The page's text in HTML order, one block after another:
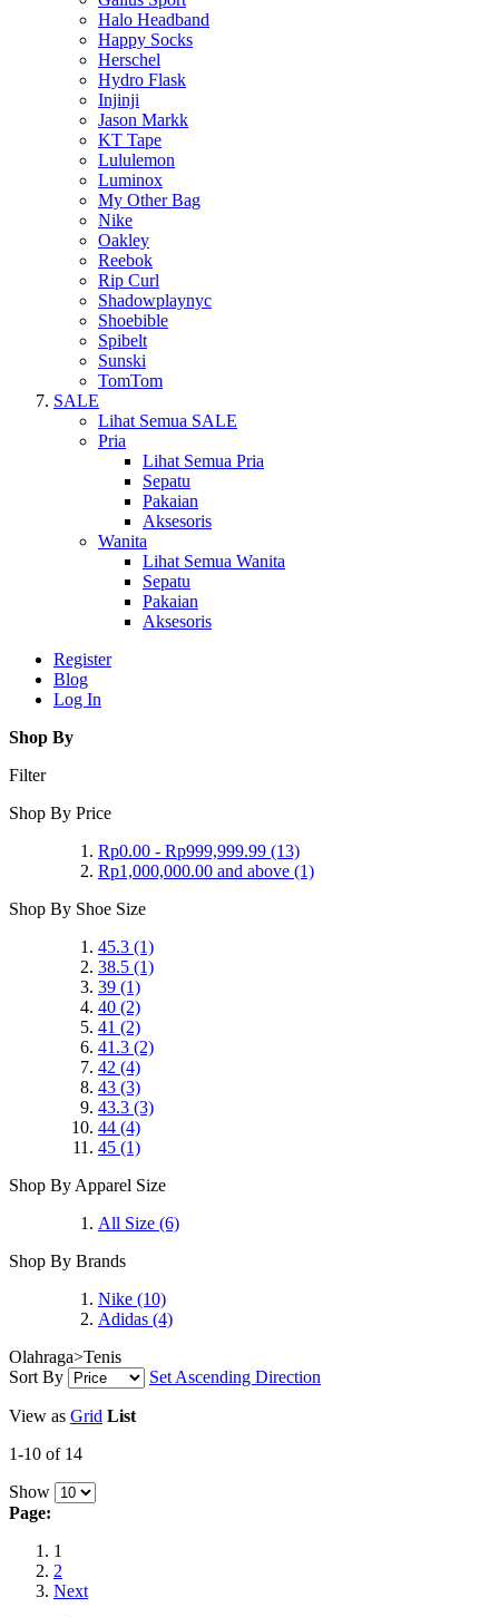
Halo Headband
Happy Socks
Herschel
Hydro Flask
Injinji
Jason Markk
KT Tape
Lululemon
Luminox
My Other Bag
Nike
Oakley
Reebok
Rip Curl
Shadowplaynyc
Shoebible
Spibelt
Sunski
TomTom
SALE
Lihat Semua SALE
Pria
Lihat Semua Pria
Sepatu
Pakaian
Aksesoris
Wanita
Lihat Semua Wanita
Sepatu
Pakaian
Aksesoris
Register
Blog
Log In
Shop By
Filter
Shop By Price
Rp0.00 - Rp999,999.99 (13)
Rp1,000,000.00 and above (1)
Shop By Shoe Size
45.3 (1)
38.5 (1)
39 (1)
40 (2)
41 (2)
41.3 (2)
42 (4)
43 (3)
43.3 (3)
44 (4)
45 (1)
Shop By Apparel Size
All Size (6)
Shop By Brands
Nike (10)
Adidas (4)
Olahraga>Tenis
Sort By
Set Ascending Direction
View as Grid List
1-10 of 14
Show
Page:
1
2
Next